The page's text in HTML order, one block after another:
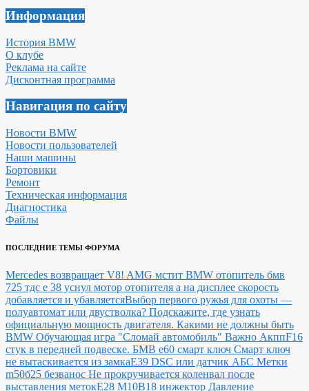
Информация
История BMW
О клубе
Реклама на сайте
Дисконтная программа
Навигация по сайту
Новости BMW
Новости пользователей
Наши машины
Бортовики
Ремонт
Техническая информация
Диагностика
Файлы
ПОСЛЕДНИЕ ТЕМЫ ФОРУМА
Mercedes возвращает V8! AMG мстит BMW отопитель бмв
725 тдс е 38 уснул мотор отопителя а на дисплее скорость
добавляется и убавляетсяВыбор первого ружья для охоты —
полуавтомат или двустволка? Подскажите, где узнать
официальную мощность двигателя. Какими не должны быть
BMW Обучающая игра "Сломай автомобиль" Важно АкппF16
стук в передней подвеске. БМВ е60 смарт ключ Смарт ключ
не вытаскивается из замкаE39 DSC или датчик АБС Метки
m50б25 безванос Не прокручивается коленвал после
выставления метокЕ28 М10В18 инжектор Давление